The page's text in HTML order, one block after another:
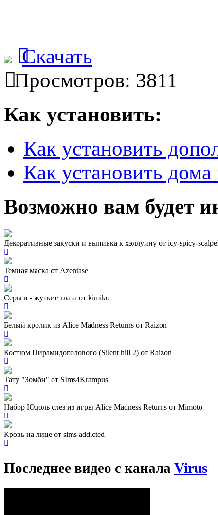
Скачать
Просмотров: 3811
Как установить:
Как установить
Как установить
Возможно вам будет
Декоративные закуски и выпивка к хэллуину от icy-spicy-
Темная маска от Azentase
Серьги - жуткие глаза от kimiko
Белый кролик из Alice Madness Returns от Raizon
Костюм Пирамидоголового (Silent hill 2) от Raizon
Тату "Зомби" от SIms4Krampus
Набор Юдоль слез из игры Alice Madness Returns от Mimoto
Кровь на лице от sims addicted
Последнее видео с канала Virus